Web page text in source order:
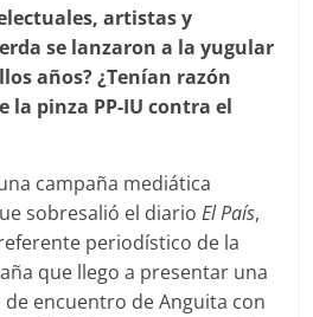
artistas y
se lanzaron a la yugular
años? ¿Tenían razón
la pinza PP-IU contra el
campaña mediática
sobresalió el diarioEl País,
periodístico de la
que llego a presentar una
encuentro de Anguita con